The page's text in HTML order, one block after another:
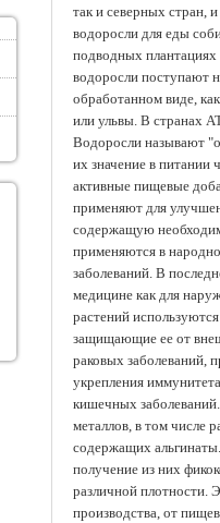
так и северных стран,
водоросли для еды
подводных
водоросли поступают
обработанном виде,
или ульвы. В странах
Водоросли называют
их значение в питании
активные пищевые
применяют для
содержащую
применяются в
заболеваний. В
медицине как для
растений
защищающие ее от
раковых заболеваний,
укрепления
кишечных
металлов, в том числе
содержащих
получение из них
различной плотности.
производства, от